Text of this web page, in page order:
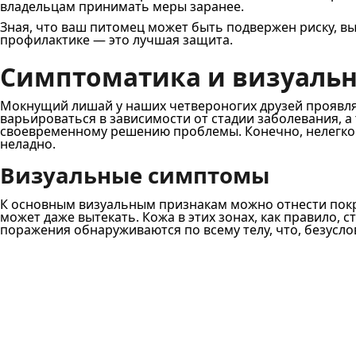
владельцам принимать меры заранее.
Зная, что ваш питомец может быть подвержен риску,
профилактике — это лучшая защита.
Симптоматика и
Мокнущий лишай у наших четвероногих друзей
варьироваться в зависимости от стадии
своевременному решению проблемы. Конечно, нелегко
неладно.
Визуальные симптомы
К основным визуальным признакам можно отнести
может даже вытекать. Кожа в этих зонах, как правило,
поражения обнаруживаются по всему телу, что,